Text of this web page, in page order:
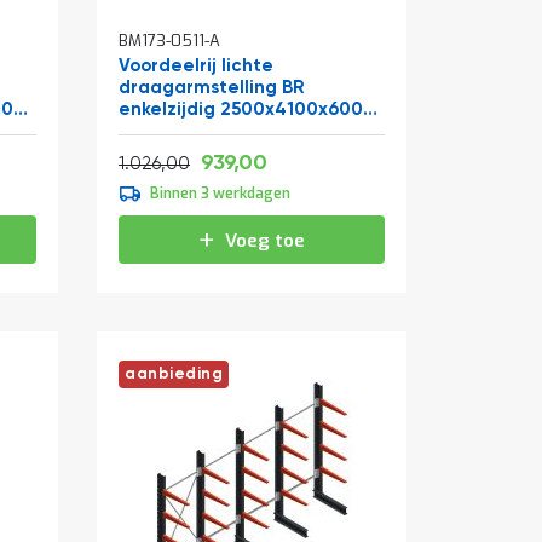
BM173-0511-A
Voordeelrij lichte
draagarmstelling BR
enkelzijdig 2500x4100x600
mm (hxbxd) 4 niveaus
Normale prijs
1.026,00 1.241,46
Vanaf
939,00
Binnen 3 werkdagen
Voeg toe
aanbieding